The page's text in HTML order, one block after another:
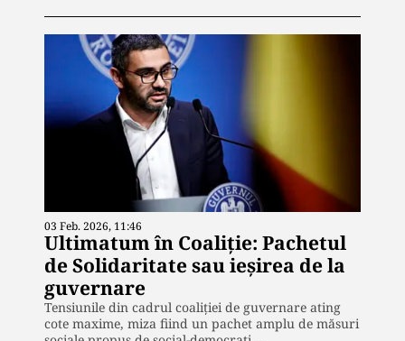
03 Feb. 2026, 11:46
Ultimatum în Coaliție: Pachetul
de Solidaritate sau ieșirea de la
guvernare
Tensiunile din cadrul coaliției de guvernare ating
cote maxime, miza fiind un pachet amplu de măsuri